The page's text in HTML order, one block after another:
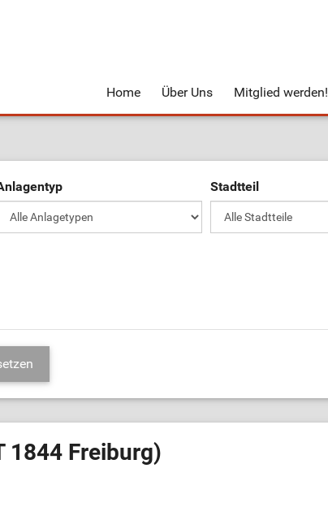
Home Über Uns Mitglied werden!
Stadtteil
1844 Freiburg)